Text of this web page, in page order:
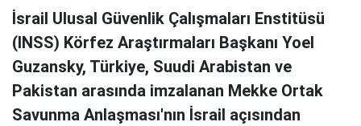
İsrail Ulusal Güvenlik Çalışmaları Enstitüsü
(INSS) Körfez Araştırmaları Başkanı Yoel
Guzansky, Türkiye, Suudi Arabistan ve
Pakistan arasında imzalanan Mekke Ortak
Savunma Anlaşması'nın İsrail açısından